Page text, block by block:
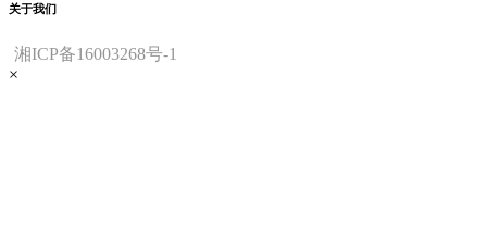
关于我们
湘ICP备16003268号-1
×